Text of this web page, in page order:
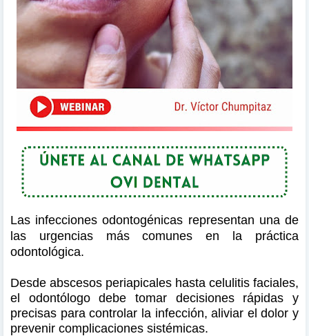
Las infecciones odontogénicas representan una de
las urgencias más comunes en la práctica
odontológica.
Desde abscesos periapicales hasta celulitis faciales,
el odontólogo debe tomar decisiones rápidas y
precisas para controlar la infección, aliviar el dolor y
prevenir complicaciones sistémicas.